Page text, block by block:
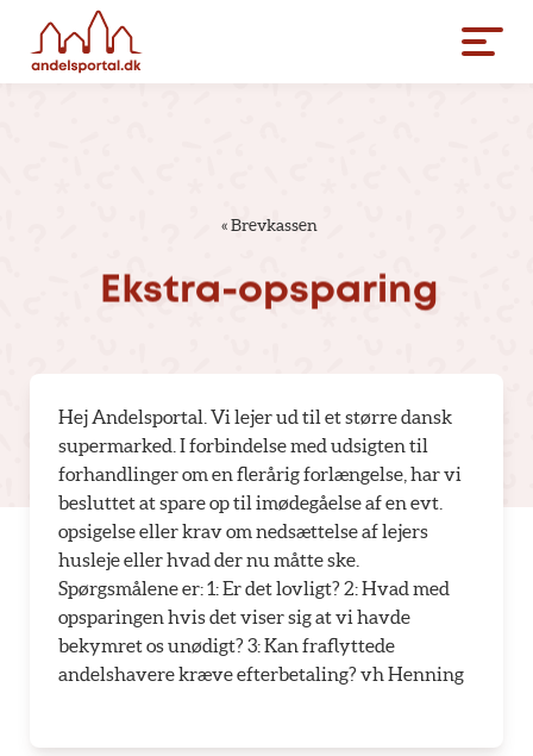
«Brevkassen
Ekstra-opsparing
Hej Andelsportal. Vi lejer ud til et større dansk
supermarked. I forbindelse med udsigten til
forhandlinger om en flerårig forlængelse, har vi
besluttet at spare op til imødegåelse af en evt.
opsigelse eller krav om nedsættelse af lejers
husleje eller hvad der nu måtte ske.
Spørgsmålene er: 1: Er det lovligt? 2: Hvad med
opsparingen hvis det viser sig at vi havde
bekymret os unødigt? 3: Kan fraflyttede
andelshavere kræve efterbetaling? vh Henning